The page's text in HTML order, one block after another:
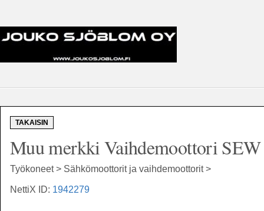
TAKAISIN
Muu merkki Vaihdemoottori
Työkoneet > Sähkömoottorit ja vaihdemoottorit >
NettiX ID: 1942279